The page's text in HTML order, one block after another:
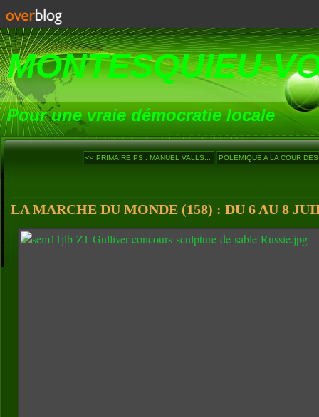
MONTESQUIEU-
Pour une vraie démocratie locale
<< PRIMAIRE PS : MANUEL VALLS... POLEMIQUE A LA COUR
LA MARCHE DU MONDE (158) : DU 6 AU 8